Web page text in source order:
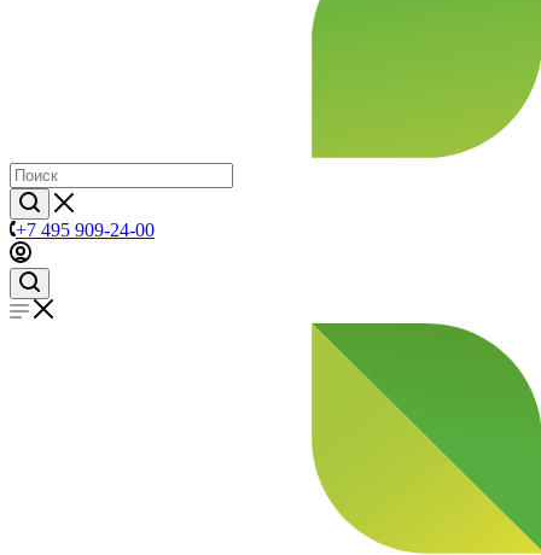
+7 495 909-24-00